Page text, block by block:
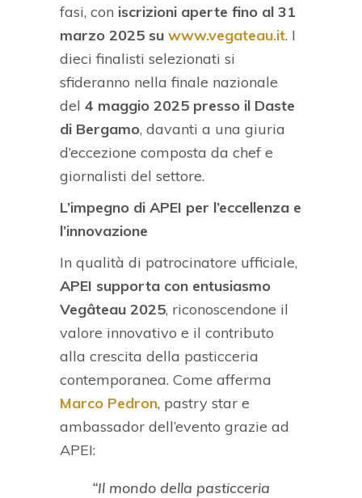
fasi, con iscrizioni aperte fino al 31
marzo 2025 su www.vegateau.it. I
dieci finalisti selezionati si
sfideranno nella finale nazionale
del 4 maggio 2025 presso il Daste
di Bergamo, davanti a una giuria
d’eccezione composta da chef e
giornalisti del settore.
L’impegno di APEI per l’eccellenza e
l’innovazione
In qualità di patrocinatore ufficiale,
APEI supporta con entusiasmo
Vegâteau 2025, riconoscendone il
valore innovativo e il contributo
alla crescita della pasticceria
contemporanea. Come afferma
Marco Pedron, pastry star e
ambassador dell’evento grazie ad
APEI:
“Il mondo della pasticceria